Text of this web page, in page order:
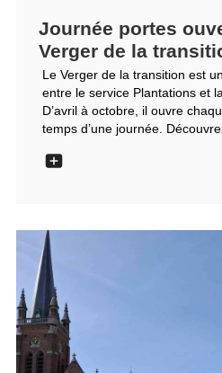
Journée portes
Verger de la
Le Verger de la transition est
entre le service Plantations et
D’avril à octobre, il ouvre
temps d’une journée.